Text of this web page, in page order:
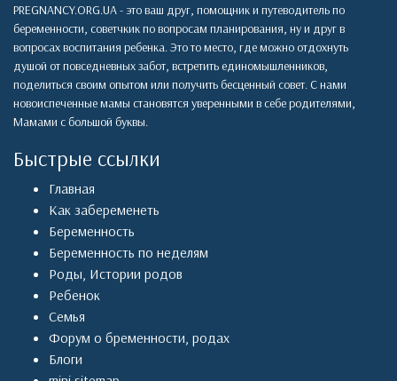
PREGNANCY.ORG.UA - это ваш друг, помощник и путеводитель по
беременности, советчкик по вопросам планирования, ну и друг в
вопросах воспитания ребенка. Это то место, где можно отдохнуть
душой от повседневных забот, встретить единомышленников,
поделиться своим опытом или получить бесценный совет. С нами
новоиспеченные мамы становятся уверенными в себе родителями,
Мамами с большой буквы.
Быстрые ссылки
Главная
Как забеременеть
Беременность
Беременность по неделям
Роды, Истории родов
Ребенок
Семья
Форум о бременности, родах
Блоги